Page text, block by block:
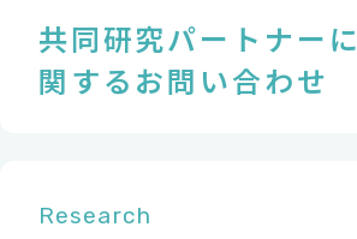
共同研究パートナーに
関するお問い合わせ
Research